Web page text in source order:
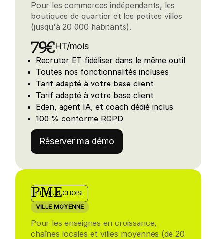
Analyse de performance réseaux sociaux
Facebook, Instagram, TikTok
COMMUNICATION
Engagez vos contacts
Envoi de newsletter et accès statistiques
A/B Tests, segmentation
Créer et planifier vos posts
Envoi de SMS
À ses abonnés ou à des contacts ciblés
Notifications Web push
Personnalisées et engageantes
Publicité en ligne
Display, Google Ads, Meta Ads
Automation
Email et SMS
Questionnaires de satisfaction
Envoi de RCS
Messages enrichis à ses abonnés ou à des contacts ciblés
Pour les commerces indépendants, les
boutiques de quartier et les petites villes
(jusqu'à 20 000 habitants).
79€HT/mois
Recruter ET fidéliser dans le même outil
Toutes nos fonctionnalités incluses
Tarif adapté à votre base client
Tarif adapté à votre base client
Eden, agent IA, et coach dédié inclus
100 % conforme RGPD
Réserver ma démo
PME
VILLE MOYENNE
Pour les enseignes en croissance,
chaînes locales et villes moyennes (de 20
LE PLUS CHOISI